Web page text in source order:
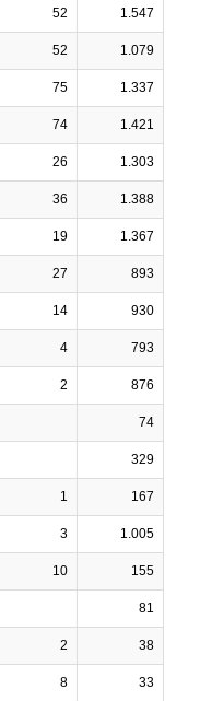
52 1.547
52 1.079
75 1.337
74 1.421
26 1.303
36 1.388
19 1.367
27 893
14 930
4 793
2 876
74
329
1 167
3 1.005
10 155
81
2 38
8 33